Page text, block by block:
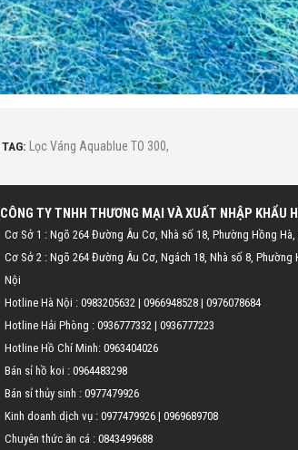
TAG: Lọc Váng Aquablue TO 300,
CÔNG TY TNHH THƯƠNG MẠI VÀ XUẤT NHẬP KHẨU
Cơ Sở 1 : Ngõ 264 Đường Âu Cơ, Nhà số 18, Phường Hồng Hà,
Cơ Sở 2 : Ngõ 264 Đường Âu Cơ, Ngách 18, Nhà số 8, Phường
Nội
Hotline Hà Nội :0983205632 |0966948528 |0976078684
Hotline Hải Phòng :0936777332 |0936777223
Hotline Hồ Chí Minh:0963404026
Bán sỉ hồ koi :0964483298
Bán sỉ thủy sinh :0977479926
Kinh doanh dịch vụ :0977479926 |0969689708
Chuyên thức ăn cá :0843499688